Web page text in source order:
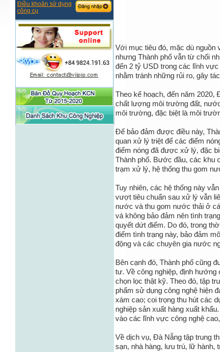
Điều khoản sử dụng
công cụ
Với mục tiêu đó, mặc dù nguồn
nhưng Thành phố vẫn từ chối
đến 2 tỷ USD trong các lĩnh
nhằm tránh những rủi ro, gây
Theo kế hoạch, đến năm
chất lượng môi trường đất,
môi trường, đặc biệt là môi
Để bảo đảm được điều này,
quan xử lý triệt để các điểm
điểm nóng đã được xử lý, đặc
Thành phố. Bước đầu, các khu
trạm xử lý, hệ thống thu gom
Tuy nhiên, các hệ thống này
vượt tiêu chuẩn sau xử lý vẫn
nước và thu gom nước thải ở
vá không bảo đảm nên tình
quyết dứt điểm. Do đó, trong
điểm tình trạng này, bảo đảm
động và các chuyên gia nước
Bên cạnh đó, Thành phố cũng
tư. Về công nghiệp, định hướng
chọn lọc thật kỹ. Theo đó, tập
phẩm sử dụng công nghệ hiện
xám cao; coi trọng thu hút các
nghiệp sản xuất hàng xuất
vào các lĩnh vực công nghệ
Về dịch vụ, Đà Nẵng tập trung
sạn, nhà hàng, lưu trú, lữ hành,